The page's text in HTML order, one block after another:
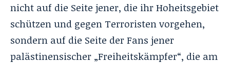
nicht auf die Seite jener, die ihr Hoheitsgebiet
schützen und gegen Terroristen vorgehen,
sondern auf die Seite der Fans jener
palästinensischer „Freiheitskämpfer“, die am